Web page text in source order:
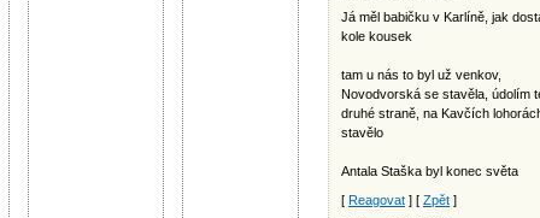
Já měl babičku v Karlíně, jak
kole kousek
tam u nás to byl už venkov,
Novodvorská se stavěla, údolím
druhé straně, na Kavčích
stavělo
Antala Staška byl konec světa
[ Reagovat ] [ Zpět ]